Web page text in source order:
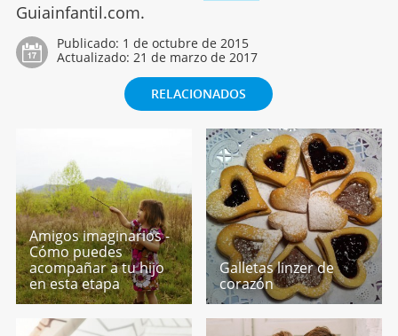
Guiainfantil.com.
Publicado: 1 de octubre de 2015
Actualizado: 21 de marzo de 2017
RELACIONADOS
Amigos imaginarios -
Cómo puedes
acompañar a tu hijo
en esta etapa
Galletas linzer de
corazón